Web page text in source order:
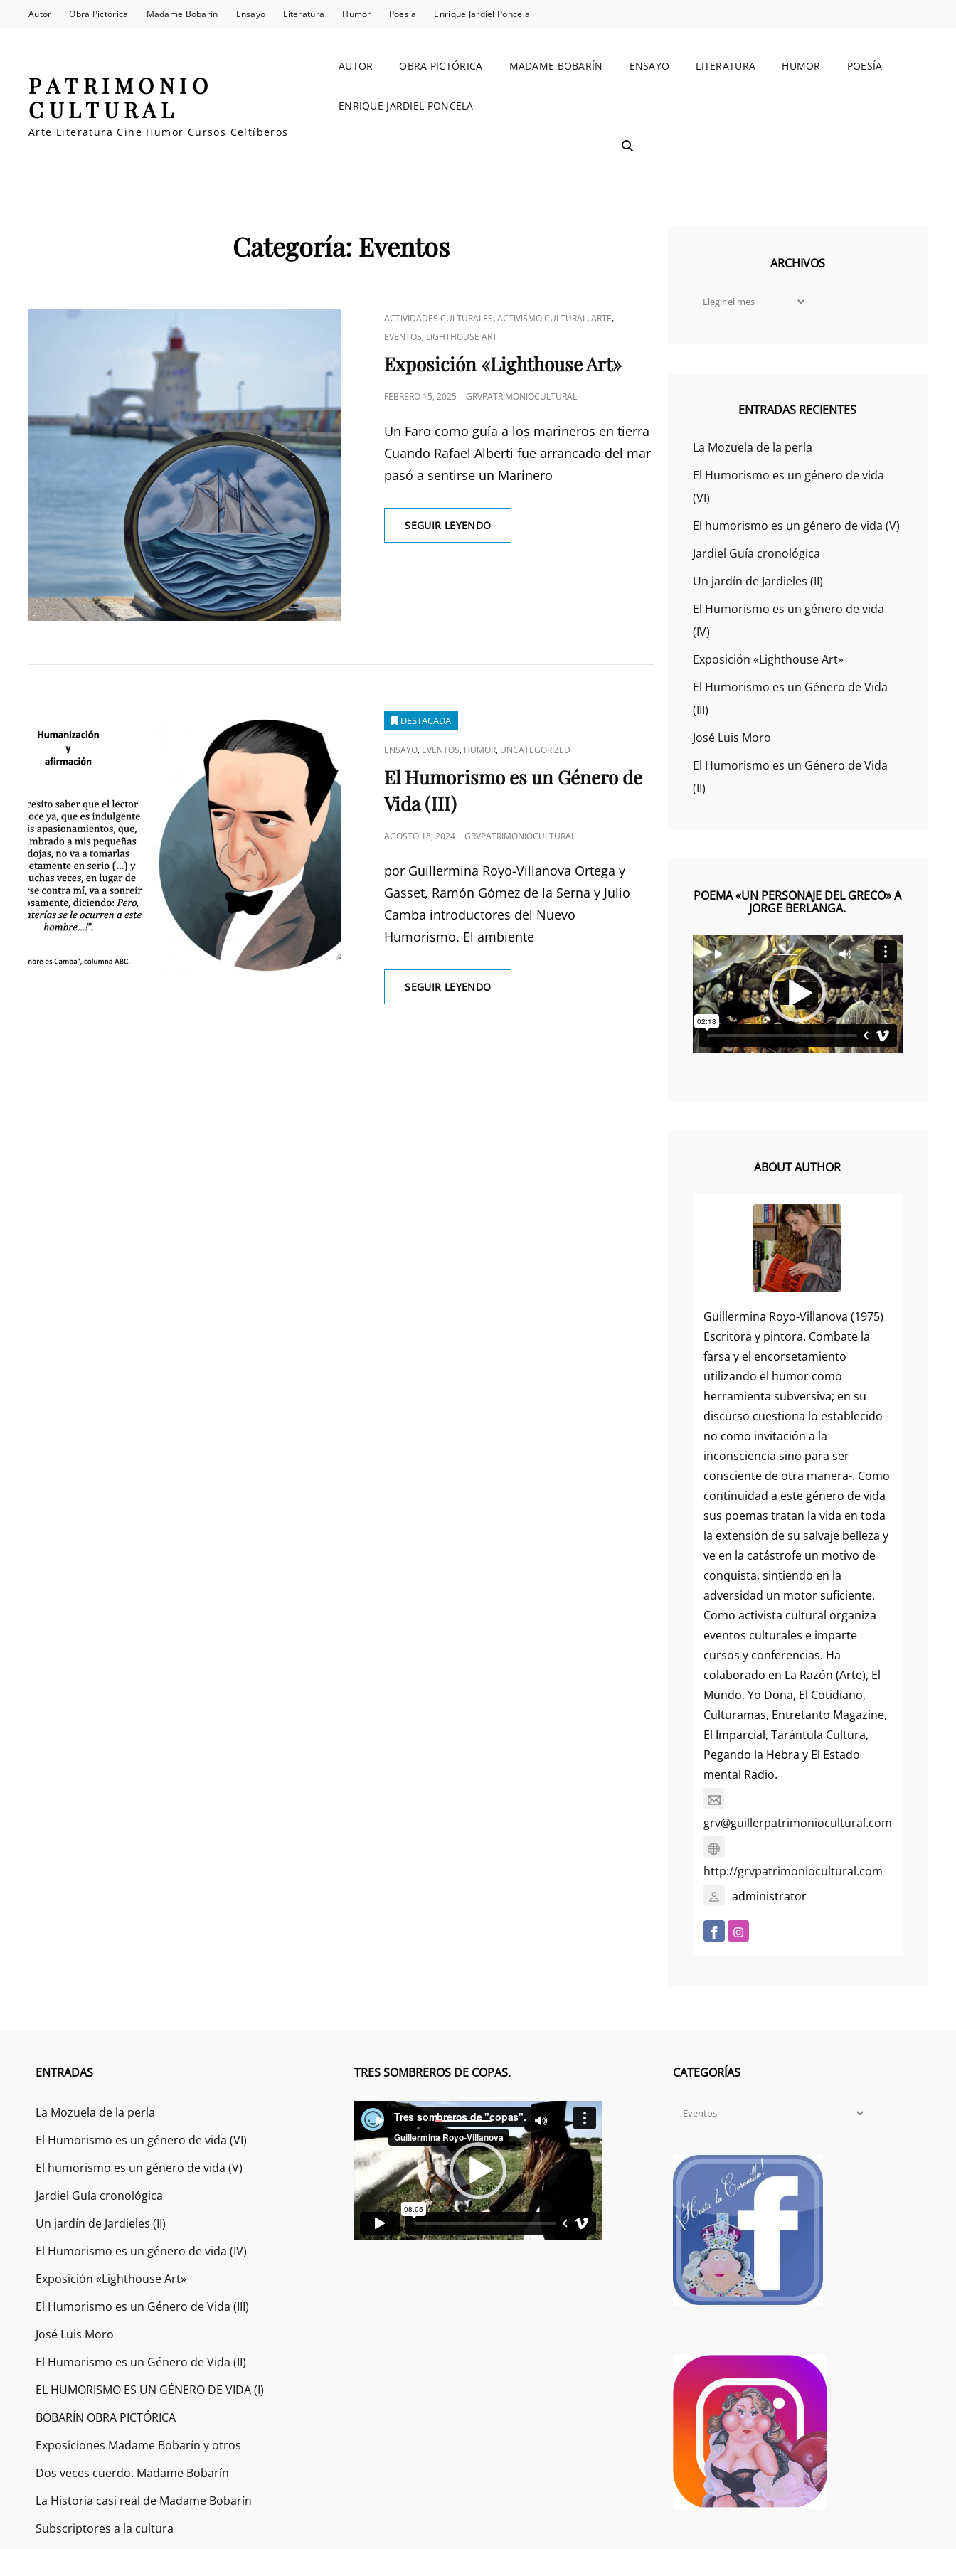
Autor Obra Pictórica Madame Bobarín Ensayo Literatura Humor Poesía Enrique Jardiel Poncela
PATRIMONIO
CULTURAL
Arte Literatura Cine Humor Cursos Celtíberos
AUTOR OBRA PICTÓRICA MADAME BOBARÍN ENSAYO LITERATURA HUMOR POESÍA
ENRIQUE JARDIEL PONCELA
BUSCAR
Categoría: Eventos
ENLACES
DE
CATEGORÍAS
ACTIVIDADES CULTURALES,ACTIVISMO CULTURAL,ARTE,
EVENTOS, LIGHTHOUSE ART
Exposición «Lighthouse Art»
PUBLICADO
FEBRERO 15, 2025 GRVPATRIMONIOCULTURAL
Un Faro como guía a los marineros en tierra
Cuando Rafael Alberti fue arrancado del mar
pasó a sentirse un Marinero
SEGUIR LEYENDOEXPOSICIÓN
«LIGHTHOUSE
DESTACADA
ENLACES
DE
CATEGORÍAS
ENSAYO, EVENTOS, HUMOR, UNCATEGORIZED
El Humorismo es un Género de
Vida (III)
PUBLICADO
AGOSTO 18, 2024 GRVPATRIMONIOCULTURAL
por Guillermina Royo-Villanova Ortega y
Gasset, Ramón Gómez de la Serna y Julio
Camba introductores del Nuevo
Humorismo. El ambiente
SEGUIR LEYENDOEL
HUMORISMO
GÉNERO
ARCHIVOS
Archivos
ENTRADAS RECIENTES
La Mozuela de la perla
El Humorismo es un género de vida
(VI)
El humorismo es un género de vida (V)
Jardiel Guía cronológica
Un jardín de Jardieles (II)
El Humorismo es un género de vida
(IV)
Exposición «Lighthouse Art»
El Humorismo es un Género de Vida
(III)
José Luis Moro
El Humorismo es un Género de Vida
(II)
POEMA «UN PERSONAJE DEL GRECO» A
JORGE BERLANGA.
Reproductor
de
vídeo
00:0
0
00:0
0
ABOUT AUTHOR
Guillermina Royo-Villanova (1975)
Escritora y pintora. Combate la
farsa y el encorsetamiento
utilizando el humor como
herramienta subversiva; en su
discurso cuestiona lo establecido -
no como invitación a la
inconsciencia sino para ser
consciente de otra manera-. Como
continuidad a este género de vida
sus poemas tratan la vida en toda
la extensión de su salvaje belleza y
ve en la catástrofe un motivo de
conquista, sintiendo en la
adversidad un motor suficiente.
Como activista cultural organiza
eventos culturales e imparte
cursos y conferencias. Ha
colaborado en La Razón (Arte), El
Mundo, Yo Dona, El Cotidiano,
Culturamas, Entretanto Magazine,
El Imparcial, Tarántula Cultura,
Pegando la Hebra y El Estado
mental Radio.
grv@guillerpatrimoniocultural.com
http://grvpatrimoniocultural.com
administrator
ENTRADAS
La Mozuela de la perla
El Humorismo es un género de vida (VI)
El humorismo es un género de vida (V)
Jardiel Guía cronológica
Un jardín de Jardieles (II)
El Humorismo es un género de vida (IV)
Exposición «Lighthouse Art»
El Humorismo es un Género de Vida (III)
José Luis Moro
El Humorismo es un Género de Vida (II)
EL HUMORISMO ES UN GÉNERO DE VIDA (I)
BOBARÍN OBRA PICTÓRICA
Exposiciones Madame Bobarín y otros
Dos veces cuerdo. Madame Bobarín
La Historia casi real de Madame Bobarín
Subscriptores a la cultura
TRES SOMBREROS DE COPAS.
Reproductor
de
vídeo
00:00 00:00
CATEGORÍAS
Categorías